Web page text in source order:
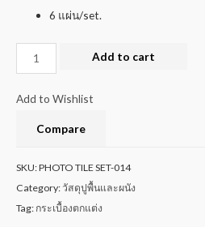
6 แผ่น/set.
Add to cart
Add to Wishlist
Compare
SKU:PHOTO TILE SET-014
Category:วัสดุปูพื้นและผนัง
Tag: กระเบื้องตกแต่ง